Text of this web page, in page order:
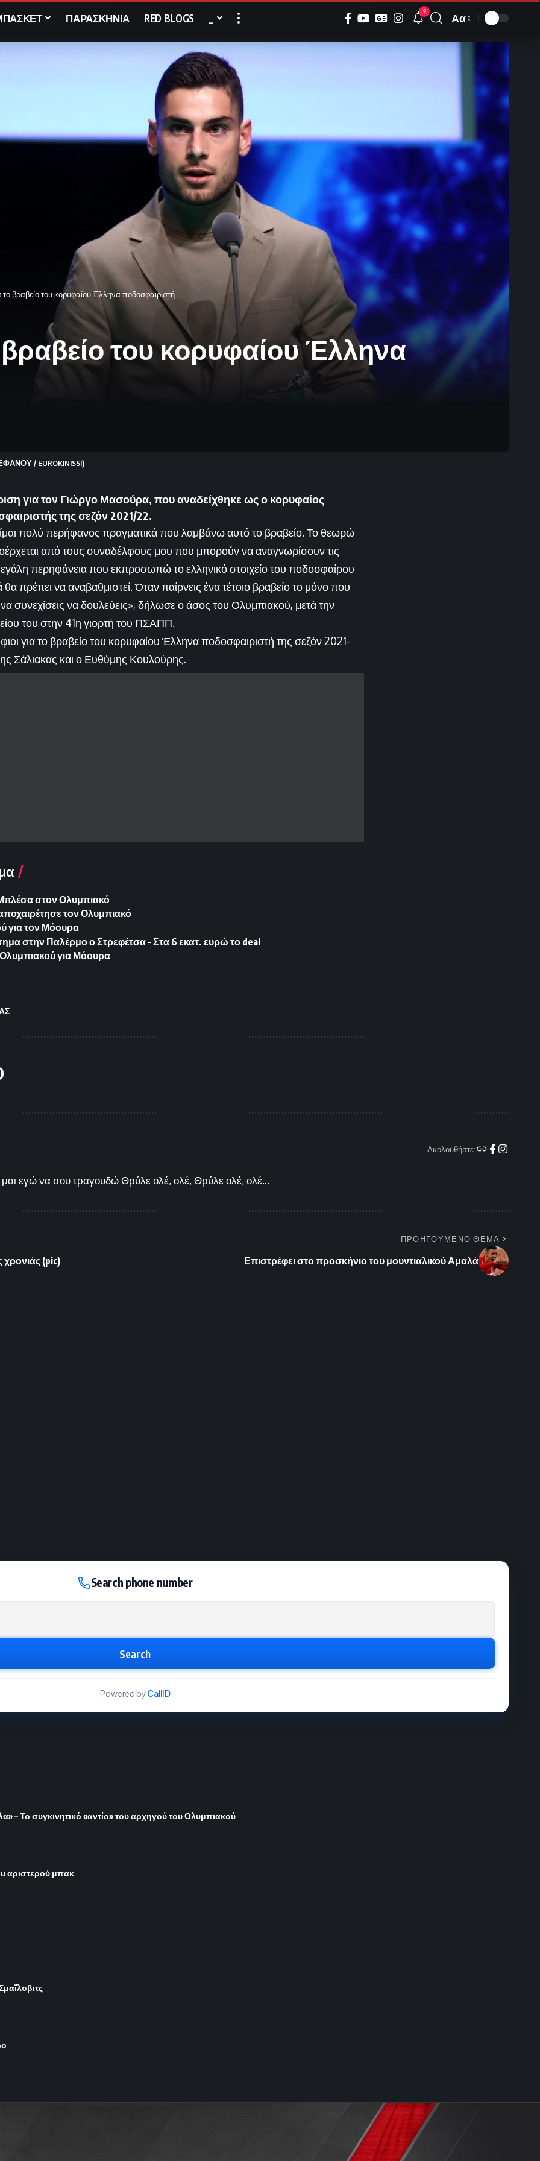
ΠΑΡΑΣΚΗΝΙΑ RED BLOGS 9
Font
Resizer
Αα
βραβείο του κορυφαίου Έλληνα ποδοσφαιριστή
του κορυφαίου Έλληνα
/ EUROKINISSI)
για τον Γιώργο Μασούρα, που αναδείχθηκε ως ο κορυφαίος
της σεζόν 2021/22.
πολύ περήφανος πραγματικά που λαμβάνω αυτό το βραβείο. Το θεωρώ
από τους συναδέλφους μου που μπορούν να αναγνωρίσουν τις
περηφάνεια που εκπροσωπώ το ελληνικό στοιχείο του ποδοσφαίρου
πρέπει να αναβαθμιστεί. Όταν παίρνεις ένα τέτοιο βραβείο το μόνο που
να συνεχίσεις να δουλεύεις», δήλωσε ο άσος του Ολυμπιακού, μετά την
του στην 41η γιορτή του ΠΣΑΠΠ.
για το βραβείο του κορυφαίου Έλληνα ποδοσφαιριστή της σεζόν 2021-
Σάλιακας και ο Ευθύμης Κουλούρης.
Μπλέσα στον Ολυμπιακό
τον Ολυμπιακό
για τον Μόουρα
στην Παλέρμο ο Στρεφέτσα – Στα 6 εκατ. ευρώ το deal
για Μόουρα
Ακολουθήστε:
εγώ να σου τραγουδώ Θρύλε ολέ, ολέ, Θρύλε ολέ, ολέ...
χρονιάς (pic)
ΠΡΟΗΓΟΥΜΕΝΟ ΘΕΜΑ
Επιστρέφει στο προσκήνιο του μουντιαλικού Αμαλά
Search phone number
Search
Powered byCallID
– Το συγκινητικό «αντίο» του αρχηγού του Ολυμπιακού
αριστερού μπακ